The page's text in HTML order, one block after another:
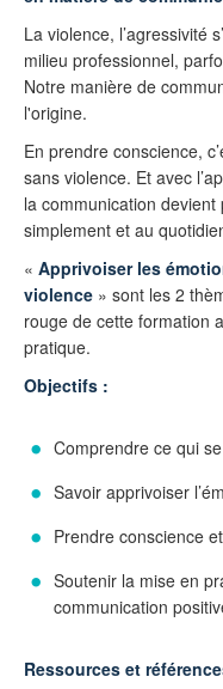
La violence, l’agressivité
milieu professionnel,
Notre manière de
l'origine.
En prendre conscience,
sans violence. Et avec
la communication
simplement et au
« Apprivoiser les
violence » sont les 2
rouge de cette formation
pratique.
Objectifs :
Comprendre ce qui
Savoir apprivoiser
Prendre conscience
Soutenir la mise en
communication
Ressources et